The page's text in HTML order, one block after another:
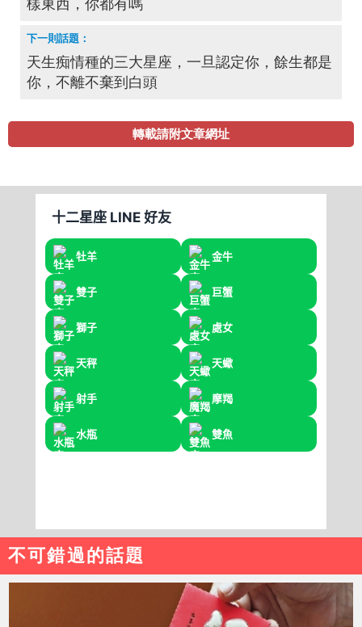
樣東西，你都有嗎
天生痴情種的三大星座，一旦認定你，餘生都是
你，不離不棄到白頭
轉載請附文章網址
不可錯過的話題